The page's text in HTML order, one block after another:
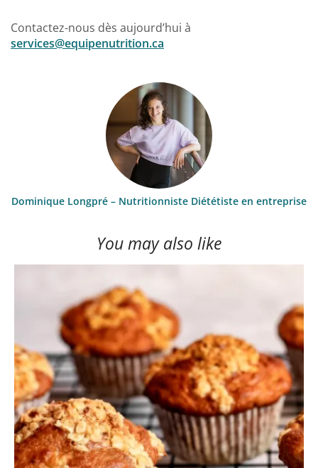
Contactez-nous dès aujourd’hui à
services@equipenutrition.ca
Dominique Longpré – Nutritionniste Diététiste en entreprise
You may also like